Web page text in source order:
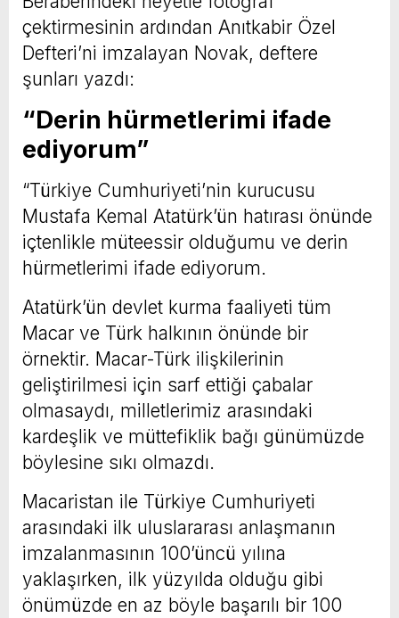
çektirmesinin ardından Anıtkabir Özel
Defteri’ni imzalayan Novak, deftere
şunları yazdı:
“Derin hürmetlerimi ifade
ediyorum”
“Türkiye Cumhuriyeti’nin kurucusu
Mustafa Kemal Atatürk’ün hatırası önünde
içtenlikle müteessir olduğumu ve derin
hürmetlerimi ifade ediyorum.
Atatürk’ün devlet kurma faaliyeti tüm
Macar ve Türk halkının önünde bir
örnektir. Macar-Türk ilişkilerinin
geliştirilmesi için sarf ettiği çabalar
olmasaydı, milletlerimiz arasındaki
kardeşlik ve müttefiklik bağı günümüzde
böylesine sıkı olmazdı.
Macaristan ile Türkiye Cumhuriyeti
arasındaki ilk uluslararası anlaşmanın
imzalanmasının 100’üncü yılına
yaklaşırken, ilk yüzyılda olduğu gibi
önümüzde en az böyle başarılı bir 100